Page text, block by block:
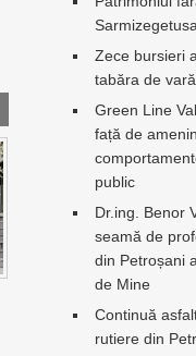
Sarmizegetusa
Zece bursieri
tabăra de
Green Line
față de
public
Dr.ing. Benor
seamă de
din Petroșani
de Mine
Continuă
rutiere din